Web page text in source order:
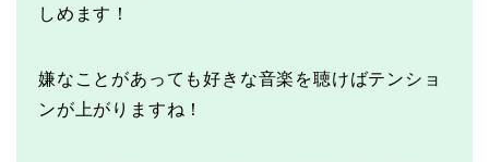
しめます！
嫌なことがあっても好きな音楽を聴けばテンショ
ンが上がりますね！